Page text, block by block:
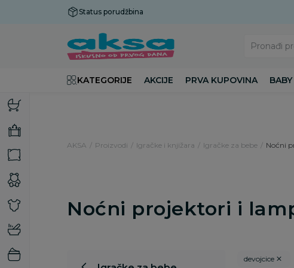
Status porudžbina
Pronađi
KATEGORIJE AKCIJE PRVA KUPOVINA
AKSA Proizvodi Igračke i knjižara Igračke za bebe Noćni
Noćni projektori i
devojcice